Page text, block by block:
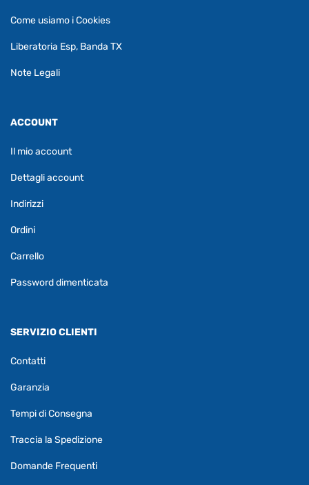
Come usiamo i Cookies
Liberatoria Esp, Banda TX
Note Legali
ACCOUNT
Il mio account
Dettagli account
Indirizzi
Ordini
Carrello
Password dimenticata
SERVIZIO CLIENTI
Contatti
Garanzia
Tempi di Consegna
Traccia la Spedizione
Domande Frequenti